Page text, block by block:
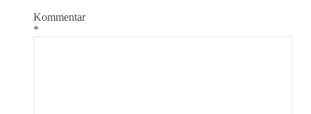
Kommentar
*